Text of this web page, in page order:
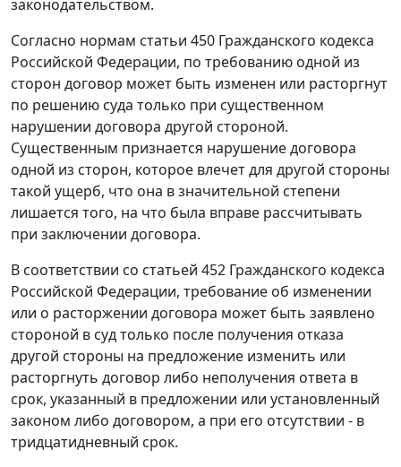
законодательством.
Согласно нормам статьи 450 Гражданского кодекса
Российской Федерации, по требованию одной из
сторон договор может быть изменен или расторгнут
по решению суда только при существенном
нарушении договора другой стороной.
Существенным признается нарушение договора
одной из сторон, которое влечет для другой стороны
такой ущерб, что она в значительной степени
лишается того, на что была вправе рассчитывать
при заключении договора.
В соответствии со статьей 452 Гражданского кодекса
Российской Федерации, требование об изменении
или о расторжении договора может быть заявлено
стороной в суд только после получения отказа
другой стороны на предложение изменить или
расторгнуть договор либо неполучения ответа в
срок, указанный в предложении или установленный
законом либо договором, а при его отсутствии - в
тридцатидневный срок.